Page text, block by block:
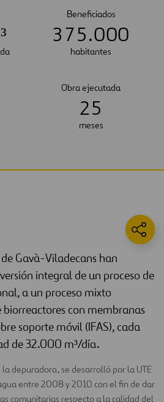
Beneficiados
375.000
habitantes
Obra ejecutada
25
meses
Gavà-Viladecans han
integral de un proceso de
a un proceso mixto
biorreactores con membranas
soporte móvil (IFAS), cada
de 32.000 m³/día.
depuradora, se desarrolló por la UTE
entre 2008 y 2010 con el fin de dar
comunitarias respecto a la calidad del